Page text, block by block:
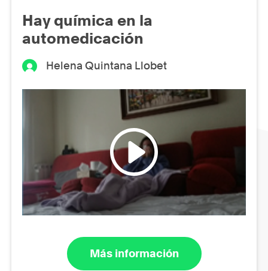
Hay química en la
automedicación
Helena Quintana Llobet
Más información